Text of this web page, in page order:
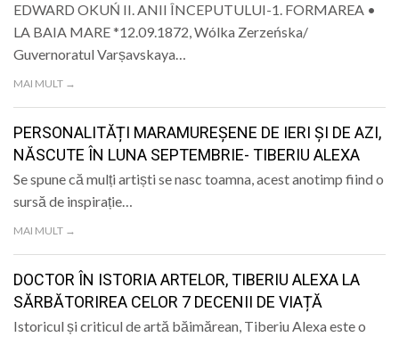
EDWARD OKUŃ II. ANII ÎNCEPUTULUI-1. FORMAREA •
LA BAIA MARE *12.09.1872, Wólka Zerzeńska/
Guvernoratul Varșavskaya…
MAI MULT →
PERSONALITĂȚI MARAMUREȘENE DE IERI ȘI DE AZI,
NĂSCUTE ÎN LUNA SEPTEMBRIE- TIBERIU ALEXA
Se spune că mulți artiști se nasc toamna, acest anotimp fiind o
sursă de inspirație…
MAI MULT →
DOCTOR ÎN ISTORIA ARTELOR, TIBERIU ALEXA LA
SĂRBĂTORIREA CELOR 7 DECENII DE VIAȚĂ
Istoricul și criticul de artă băimărean, Tiberiu Alexa este o